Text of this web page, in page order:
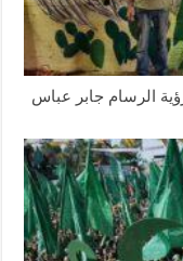
الرسام جابر عباس